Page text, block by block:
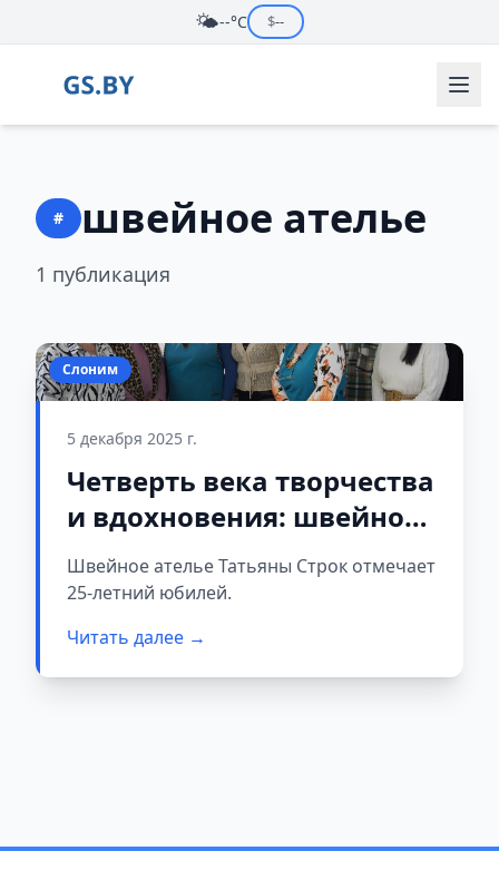
🌤️--°C $--
# швейное ателье
1 публикация
Слоним
5 декабря 2025 г.
Четверть века творчества
и вдохновения: швейное
ателье в Слониме
отмечает свой юбилей
Швейное ателье Татьяны Строк отмечает
25-летний юбилей.
Читать далее →